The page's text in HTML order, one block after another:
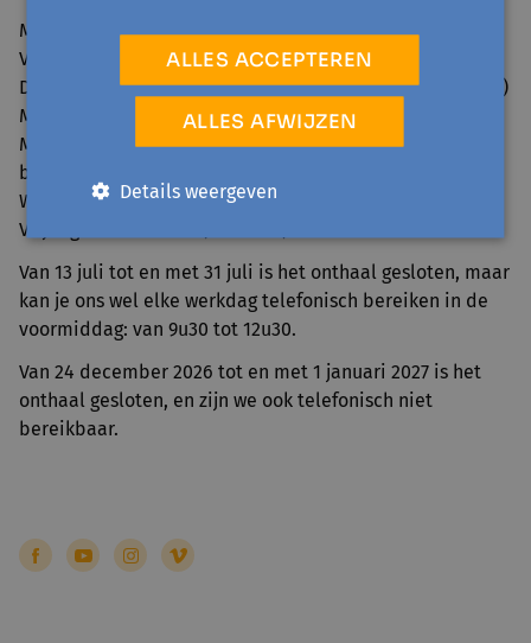
Maandag 6 april (Paasmaandag)
Vrijdag 1 mei (Dag van de Arbeid)
Donderdag 14 en vrijdag 15 mei (Hemelvaart en brugdag)
Maandag 25 mei (Pinkstermaandag)
Maandag 20 en dinsdag 21 juli (Nationale feestdag en
brugdag)
Woensdag 11 november (Wapenstilstand)
Vrijdag 25 december (Kerstmis)
Van 13 juli tot en met 31 juli is het onthaal gesloten, maar
kan je ons wel elke werkdag telefonisch bereiken in de
voormiddag: van 9u30 tot 12u30.
Van 24 december 2026 tot en met 1 januari 2027 is het
onthaal gesloten, en zijn we ook telefonisch niet
bereikbaar.
ALLES ACCEPTEREN
ALLES AFWIJZEN
Details weergeven